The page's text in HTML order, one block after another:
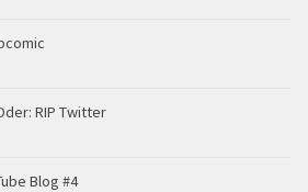
RIP Twitter
Blog #4